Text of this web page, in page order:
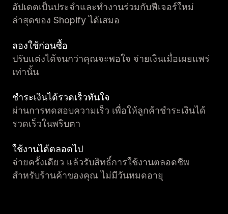
อัปเดตเป็นประจำและทำงานร่วมกับฟีเจอร์ใหม่
ล่าสุดของ Shopify ได้เสมอ
ลองใช้ก่อนซื้อ
ปรับแต่งได้จนกว่าคุณจะพอใจ จ่ายเงินเมื่อเผยแพร่
เท่านั้น
ชำระเงินได้รวดเร็วทันใจ
ผ่านการทดสอบความเร็ว เพื่อให้ลูกค้าชำระเงินได้
รวดเร็วในพริบตา
ใช้งานได้ตลอดไป
จ่ายครั้งเดียว แล้วรับสิทธิ์การใช้งานตลอดชีพ
สำหรับร้านค้าของคุณ ไม่มีวันหมดอายุ